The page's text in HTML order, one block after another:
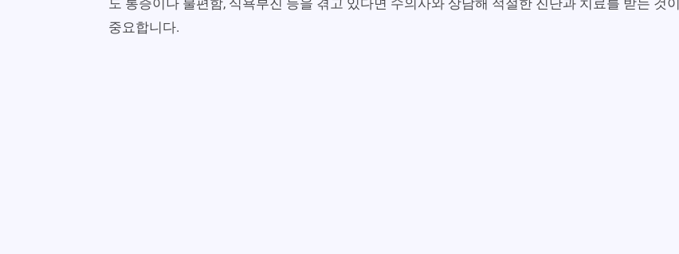
도 통증이나 불편함, 식욕부진 등을 겪고 있다면 수의사와 상담해 적절한 진단과 치료를 받는 것이
중요합니다.